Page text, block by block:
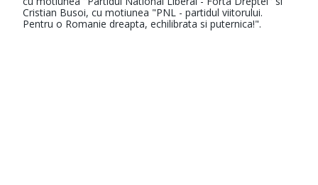
Cristian Busoi, cu motiunea "PNL - partidul viitorului.
Pentru o Romanie dreapta, echilibrata si puternica!".